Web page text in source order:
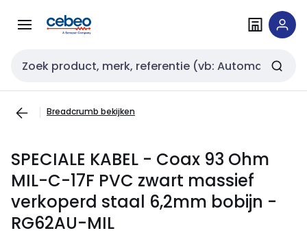
naar
naar
Zoekveld invoer
Breadcrumb bekijken
SPECIALE KABEL - Coax 93 Ohm
MIL-C-17F PVC zwart massief
verkoperd staal 6,2mm bobijn -
RG62AU-MIL